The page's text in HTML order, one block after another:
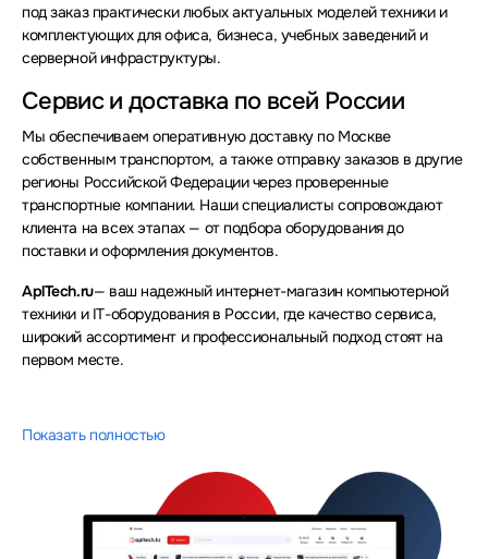
под заказ практически любых актуальных моделей техники и
комплектующих для офиса, бизнеса, учебных заведений и
серверной инфраструктуры.
Сервис и доставка по всей России
Мы обеспечиваем оперативную доставку по Москве
собственным транспортом, а также отправку заказов в другие
регионы Российской Федерации через проверенные
транспортные компании. Наши специалисты сопровождают
клиента на всех этапах — от подбора оборудования до
поставки и оформления документов.
AplTech.ru— ваш надежный интернет-магазин компьютерной
техники и IT-оборудования в России, где качество сервиса,
широкий ассортимент и профессиональный подход стоят на
первом месте.
Показать полностью